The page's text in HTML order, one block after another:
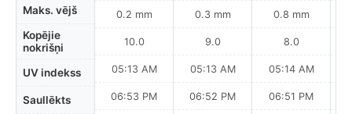
Maks. vējš
Kopējie
nokrišņi
UV indekss
Saullēkts
0.2 mm
10.0
05:13 AM
06:53 PM
0.3 mm
9.0
05:13 AM
06:52 PM
0.8 mm
8.0
05:14 AM
06:51 PM